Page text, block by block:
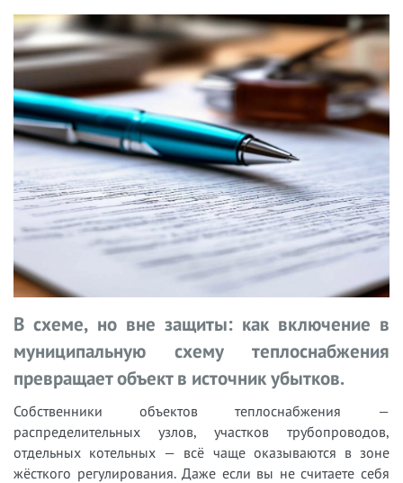
В схеме, но вне защиты: как включение в
муниципальную схему теплоснабжения
превращает объект в источник убытков.
Собственники объектов теплоснабжения —
распределительных узлов, участков трубопроводов,
отдельных котельных — всё чаще оказываются в зоне
жёсткого регулирования. Даже если вы не считаете себя